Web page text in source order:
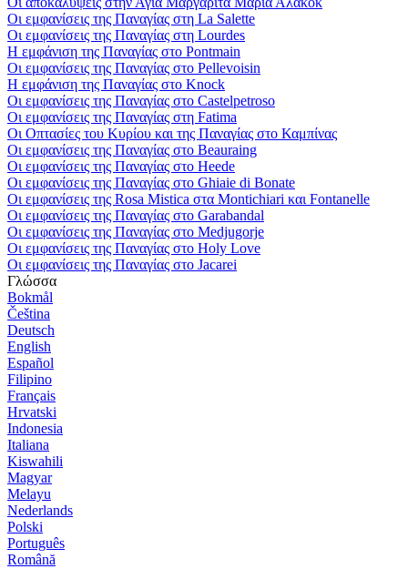
Οι εμφανίσεις της Παναγίας στη La Salette
Οι εμφανίσεις της Παναγίας στη Lourdes
Η εμφάνιση της Παναγίας στο Pontmain
Οι εμφανίσεις της Παναγίας στο Pellevoisin
Η εμφάνιση της Παναγίας στο Knock
Οι εμφανίσεις της Παναγίας στο Castelpetroso
Οι εμφανίσεις της Παναγίας στη Fatima
Οι Οπτασίες του Κυρίου και της Παναγίας στο Καμπίνας
Οι εμφανίσεις της Παναγίας στο Beauraing
Οι εμφανίσεις της Παναγίας στο Heede
Οι εμφανίσεις της Παναγίας στο Ghiaie di Bonate
Οι εμφανίσεις της Rosa Mistica στα Montichiari και Fontanelle
Οι εμφανίσεις της Παναγίας στο Garabandal
Οι εμφανίσεις της Παναγίας στο Medjugorje
Οι εμφανίσεις της Παναγίας στο Holy Love
Οι εμφανίσεις της Παναγίας στο Jacarei
Γλώσσα
Bokmål
Čeština
Deutsch
English
Español
Filipino
Français
Hrvatski
Indonesia
Italiana
Kiswahili
Magyar
Melayu
Nederlands
Polski
Português
Română